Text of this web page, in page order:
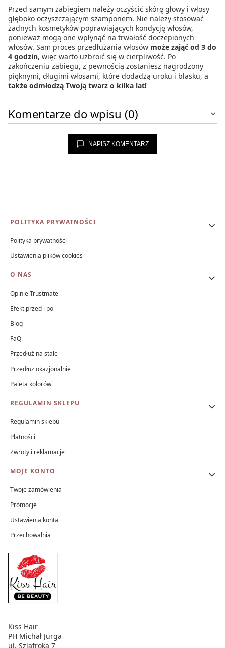
Przed samym zabiegiem należy oczyścić skórę głowy i włosy
głęboko oczyszczającym szamponem. Nie należy stosować
żadnych kosmetyków poprawiających kondycję włosów,
ponieważ mogą one wpłynąć na trwałość doczepionych
włosów. Sam proces przedłużania włosów może zająć od 3 do
4 godzin, więc warto uzbroić się w cierpliwość. Po
zakończeniu zabiegu, z pewnością zostaniesz nagrodzony
pięknymi, długimi włosami, które dodadzą uroku i blasku, a
także odmłodzą Twoją twarz o kilka lat!
Komentarze do wpisu (0)
NAPISZ KOMENTARZ
Linki w stopce
POLITYKA PRYWATNOŚCI
Polityka prywatności
Ustawienia plików cookies
O NAS
Opinie Trustmate
Efekt przed i po
Blog
FaQ
Przedłuż na stałe
Przedłuż okazjonalnie
Paleta kolorów
REGULAMIN SKLEPU
Regulamin sklepu
Płatności
Zwroty i reklamacje
MOJE KONTO
Twoje zamówienia
Promocje
Ustawienia konta
Przechowalnia
Kiss Hair
PH Michał Jurga
ul. Szlafroka 7